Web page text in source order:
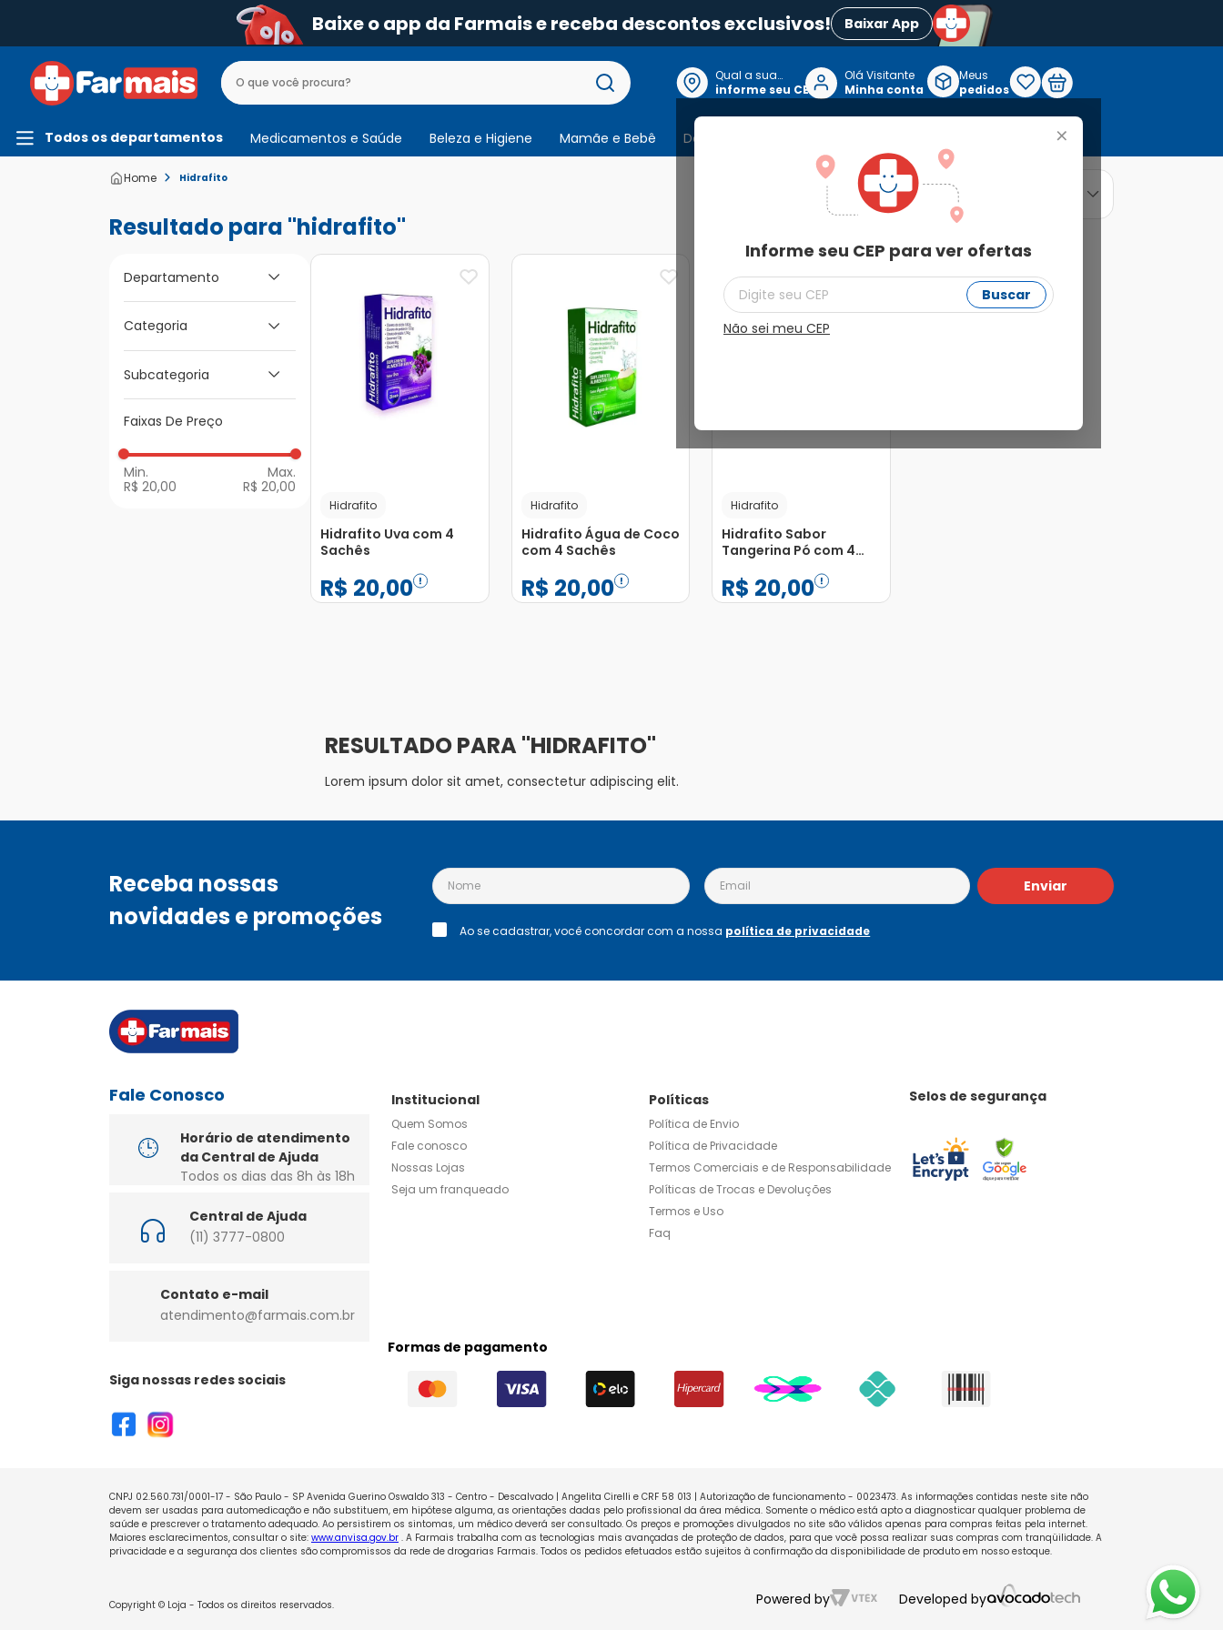
Baixe o app da Farmais e receba descontos exclusivos! Baixar App
Qual a sua
localização?
informe seu CEP
+
Informe seu CEP para ver ofertas
Buscar
Não sei meu CEP
Olá Visitante
Minha conta
Meus
pedidos
Todos os departamentos Medicamentos e Saúde Beleza e Higiene Mamãe e Bebê Dermocosmeticos
Hidrafito
hidrafito
Departamento
Medicamentos e
Saúde
Categoria
Estômago Fígado e
Intestino
Subcategoria
Re-Hidratantes
Faixas De Preço
R$ 20,00 R$ 20,00
ordenar por
Hidrafito
Hidrafito Uva com 4
Sachês
R$ 20,00
Hidrafito
Hidrafito Água de Coco
com 4 Sachês
R$ 20,00
Hidrafito
Hidrafito Sabor
Tangerina Pó com 4
R$ 20,00
HIDRAFITO
Lorem ipsum dolor sit amet, consectetur adipiscing elit.
Receba nossas
novidades e promoções
Enviar
Ao se cadastrar, você concordar com a nossa política de privacidade
Fale Conosco
Horário de atendimento
da Central de Ajuda
Todos os dias das 8h às 18h
Central de Ajuda
(11) 3777-0800
Contato e-mail
atendimento@farmais.com.br
Siga nossas redes sociais
Institucional
Quem Somos
Fale conosco
Nossas Lojas
Seja um franqueado
Políticas
Política de Envio
Política de Privacidade
Termos Comerciais e de Responsabilidade
Políticas de Trocas e Devoluções
Termos e Uso
Faq
Selos de segurança
Formas de pagamento
CNPJ 02.560.731/0001-17 - São Paulo - SP Avenida Guerino Oswaldo 313 - Centro - Descalvado | Angelita Cirelli e CRF 58 013 | Autorização de funcionamento - 0023473. As informações contidas neste site não
devem ser usadas para automedicação e não substituem, em hipótese alguma, as orientações dadas pelo profissional da área médica. Somente o médico está apto a diagnosticar qualquer problema de
saúde e prescrever o tratamento adequado. Ao persistirem os sintomas, um médico deverá ser consultado. Os preços e promoções divulgados no site são válidos apenas para compras feitas pela internet.
Maiores esclarecimentos, consultar o site: www.anvisa.gov.br . A Farmais trabalha com as tecnologias mais avançadas de proteção de dados, para que você possa realizar suas compras com tranqüilidade. A
privacidade e a segurança dos clientes são compromissos da rede de drogarias Farmais. Todos os pedidos efetuados estão sujeitos à confirmação da disponibilidade de produto em nosso estoque.
Copyright © Loja - Todos os direitos reservados. Powered by Developed by